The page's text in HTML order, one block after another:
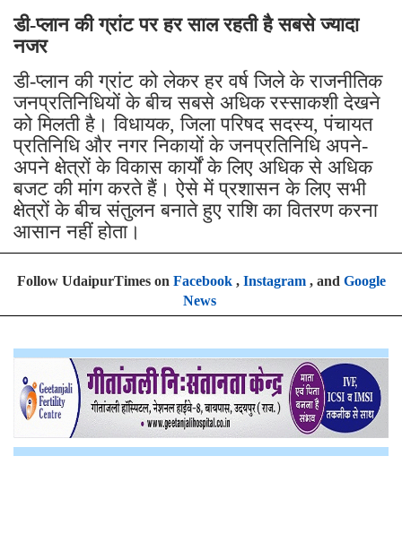
डी-प्लान की ग्रांट पर हर साल रहती है सबसे ज्यादा
नजर
डी-प्लान की ग्रांट को लेकर हर वर्ष जिले के राजनीतिक
जनप्रतिनिधियों के बीच सबसे अधिक रस्साकशी देखने
को मिलती है। विधायक, जिला परिषद सदस्य, पंचायत
प्रतिनिधि और नगर निकायों के जनप्रतिनिधि अपने-
अपने क्षेत्रों के विकास कार्यों के लिए अधिक से अधिक
बजट की मांग करते हैं। ऐसे में प्रशासन के लिए सभी
क्षेत्रों के बीच संतुलन बनाते हुए राशि का वितरण करना
आसान नहीं होता।
Follow UdaipurTimes on Facebook, Instagram, and Google
News